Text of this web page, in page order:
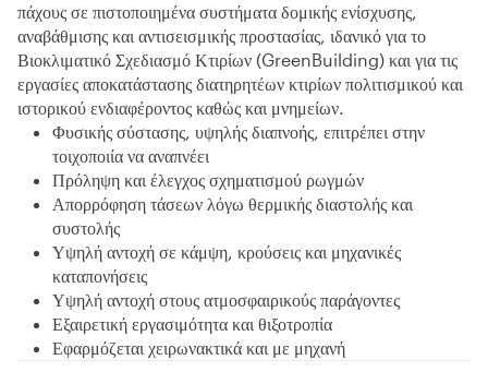
πάχους σε πιστοποιημένα συστήματα δομικής ενίσχυσης,
αναβάθμισης και αντισεισμικής προστασίας, ιδανικό για το
Βιοκλιματικό Σχεδιασμό Κτιρίων (GreenBuilding) και για τις
εργασίες αποκατάστασης διατηρητέων κτιρίων πολιτισμικού και
ιστορικού ενδιαφέροντος καθώς και μνημείων.
Φυσικής σύστασης, υψηλής διαπνοής, επιτρέπει στην
τοιχοποιία να αναπνέει
Πρόληψη και έλεγχος σχηματισμού ρωγμών
Απορρόφηση τάσεων λόγω θερμικής διαστολής και
συστολής
Υψηλή αντοχή σε κάμψη, κρούσεις και μηχανικές
καταπονήσεις
Υψηλή αντοχή στους ατμοσφαιρικούς παράγοντες
Εξαιρετική εργασιμότητα και θιξοτροπία
Εφαρμόζεται χειρωνακτικά και με μηχανή